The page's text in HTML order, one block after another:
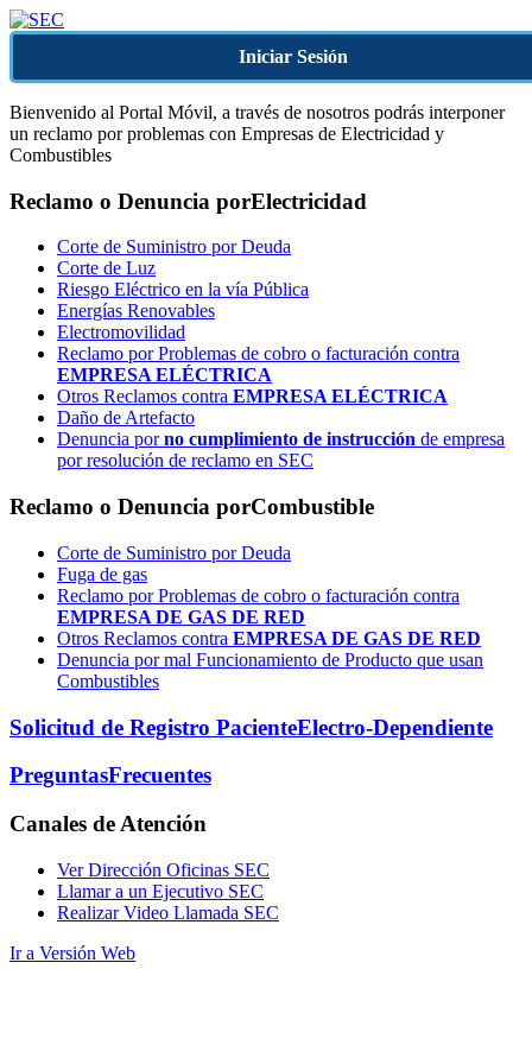
Iniciar Sesión
Bienvenido al Portal Móvil, a través de nosotros podrás interponer
un reclamo por problemas con Empresas de Electricidad y
Combustibles
Reclamo o Denuncia porElectricidad
Corte de Suministro por Deuda
Corte de Luz
Riesgo Eléctrico en la vía Pública
Energías Renovables
Electromovilidad
Reclamo por Problemas de cobro o facturación contra
EMPRESA ELÉCTRICA
Otros Reclamos contra EMPRESA ELÉCTRICA
Daño de Artefacto
Denuncia porno cumplimiento de instrucción de empresa
por resolución de reclamo en SEC
Reclamo o Denuncia porCombustible
Corte de Suministro por Deuda
Fuga de gas
Reclamo por Problemas de cobro o facturación contra
EMPRESA DE GAS DE RED
Otros Reclamos contra EMPRESA DE GAS DE RED
Denuncia por mal Funcionamiento de Producto que usan
Combustibles
Solicitud de Registro PacienteElectro-Dependiente
PreguntasFrecuentes
Canales de Atención
Ver Dirección Oficinas SEC
Llamar a un Ejecutivo SEC
Realizar Video Llamada SEC
Ir a Versión Web